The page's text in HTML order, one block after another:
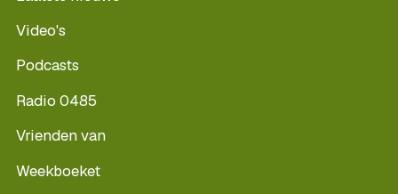
Video's
Podcasts
Radio 0485
Vrienden van
Weekboeket